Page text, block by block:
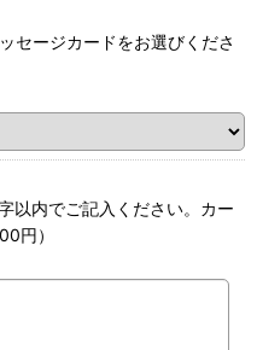
セージカードをお選びくださ
以内でご記入ください。カー
円）